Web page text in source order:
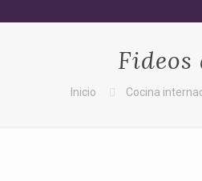
Inicio Cocina